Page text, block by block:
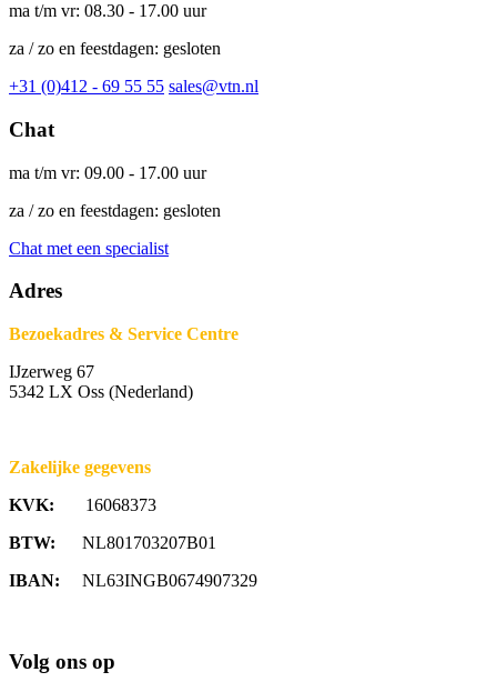
ma t/m vr: 08.30 - 17.00 uur
za / zo en feestdagen: gesloten
+31 (0)412 - 69 55 55 sales@vtn.nl
Chat
ma t/m vr: 09.00 - 17.00 uur
za / zo en feestdagen: gesloten
Chat met een specialist
Adres
Bezoekadres & Service Centre
IJzerweg 67
5342 LX Oss (Nederland)
Zakelijke gegevens
KVK: 16068373
BTW: NL801703207B01
IBAN: NL63INGB0674907329
Volg ons op